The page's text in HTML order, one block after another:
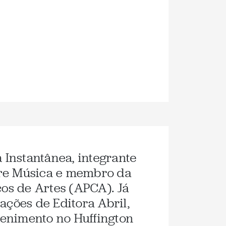
integrante
Música e membro da
de Artes (APCA). Já
de Editora Abril,
no Huffington